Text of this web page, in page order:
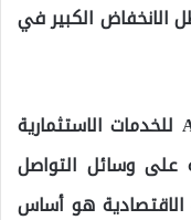
الانخفاض الكبير في
وأكد كحيل وهو مدير عام شركة A&J للخدمات الاستثمارية
وسائل التواصل
الاقتصادية هو أساس